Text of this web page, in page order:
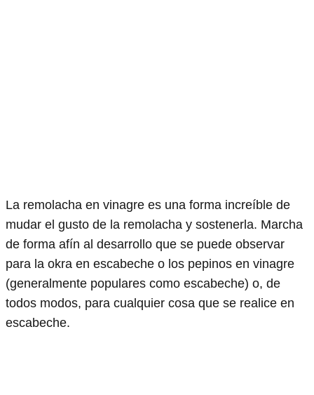
La remolacha en vinagre es una forma increíble de
mudar el gusto de la remolacha y sostenerla. Marcha
de forma afín al desarrollo que se puede observar
para la okra en escabeche o los pepinos en vinagre
(generalmente populares como escabeche) o, de
todos modos, para cualquier cosa que se realice en
escabeche.